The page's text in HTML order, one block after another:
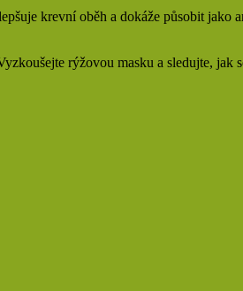
krevní oběh a dokáže působit
rýžovou masku a sledujte, jak